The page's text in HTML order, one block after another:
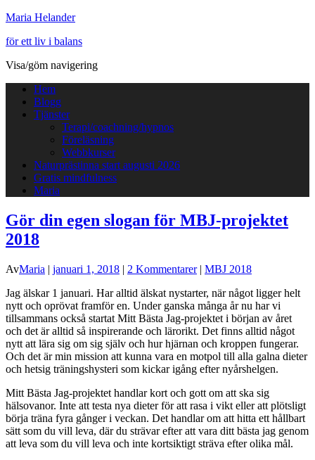
Maria Helander
för ett liv i balans
Visa/göm navigering
Hem
Blogg
Tjänster
Terapi/coachning/hypnos
Föreläsning
Webbkurser
Naturprästinna start augusti 2026
Gratis mindfulness
Maria
Gör din egen slogan för MBJ-projektet
2018
AvMaria | januari 1, 2018 | 2 Kommentarer| MBJ 2018
Jag älskar 1 januari. Har alltid älskat nystarter, när något ligger helt
nytt och oprövat framför en. Under ganska många år nu har vi
tillsammans också startat Mitt Bästa Jag-projektet i början av året
och det är alltid så inspirerande och lärorikt. Det finns alltid något
nytt att lära sig om sig själv och hur hjärnan och kroppen fungerar.
Och det är min mission att kunna vara en motpol till alla galna dieter
och hetsig träningshysteri som kickar igång efter nyårshelgen.
Mitt Bästa Jag-projektet handlar kort och gott om att ska sig
hälsovanor. Inte att testa nya dieter för att rasa i vikt eller att plötsligt
börja träna fyra gånger i veckan. Det handlar om att hitta ett hållbart
sätt som du vill leva, där du strävar efter att vara ditt bästa jag genom
att leva som du vill leva och inte kortsiktigt sträva efter olika mål.